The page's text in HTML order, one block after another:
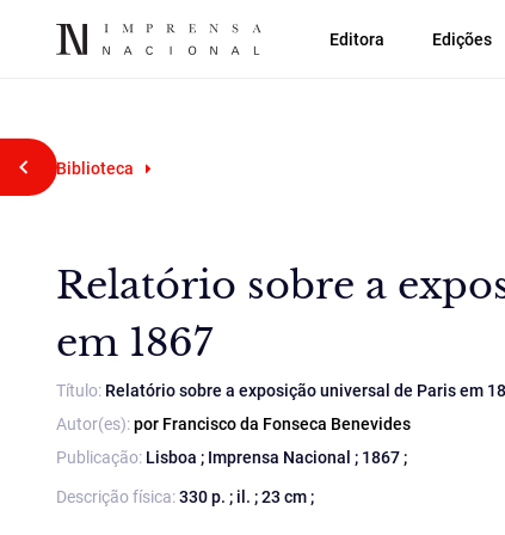
Editora Edições
Voltar atrás
Biblioteca
Relatório sobre a
em 1867
Título: Relatório sobre a exposição universal de Paris em
Autor(es):por Francisco da Fonseca Benevides
Publicação: Lisboa ; Imprensa Nacional ; 1867 ;
Descrição física:330 p. ; il. ; 23 cm ;